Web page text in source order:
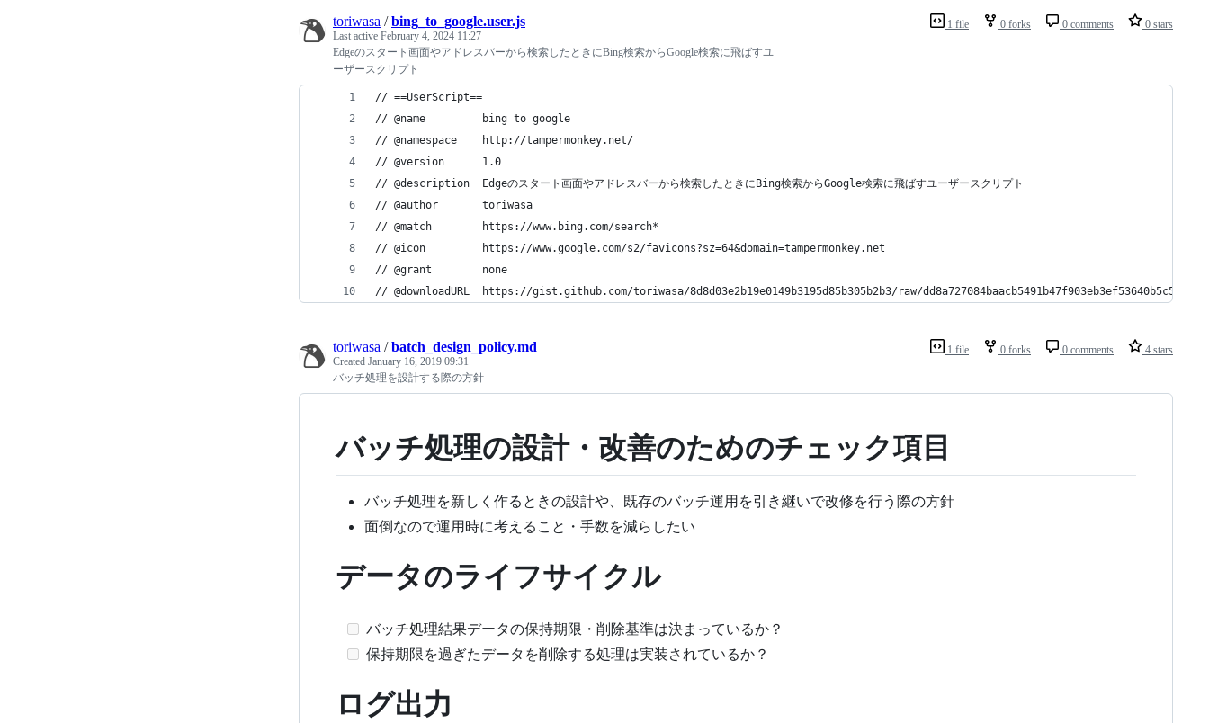
1 file 0 forks 0 comments 0 stars
toriwasa /bing_to_google.user.js
Last active February 4, 2024 11:27
Edgeのスタート画面やアドレスバーから検索したときにBing検索からGoogle検索に飛ばすユ
ーザースクリプト
// ==UserScript==
// @name         bing to google
// @namespace    http://tampermonkey.net/
// @version      1.0
// @description  Edgeのスタート画面やアドレスバーから検索したときにBing検索からGoogle検索に飛ばすユーザースクリプト
// @author       toriwasa
// @match        https://www.bing.com/search*
// @icon         https://www.google.com/s2/favicons?sz=64&domain=tampermonkey.net
// @grant        none
// @downloadURL  https://gist.github.com/toriwasa/8d8d03e2b19e0149b3195d85b305b2b3/raw/dd8a727084baacb5491b47f903eb3ef53640b5c5/
1 file 0 forks 0 comments 4 stars
toriwasa /batch_design_policy.md
Created January 16, 2019 09:31
バッチ処理を設計する際の方針
バッチ処理の設計・改善のためのチェック項目
バッチ処理を新しく作るときの設計や、既存のバッチ運用を引き継いで改修を行う際の方針
面倒なので運用時に考えること・手数を減らしたい
データのライフサイクル
バッチ処理結果データの保持期限・削除基準は決まっているか？
保持期限を過ぎたデータを削除する処理は実装されているか？
ログ出力